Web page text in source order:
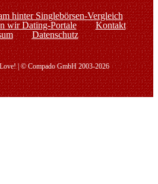
hinter Singlebörsen-Vergleich
wir Dating-Portale
Kontakt
Datenschutz
| © Compado GmbH 2003-2026